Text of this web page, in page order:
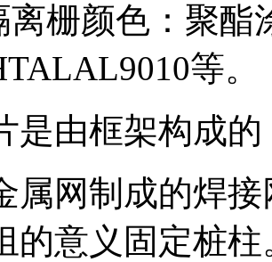
离栅颜色：聚酯
等。
是由框架构成
属网制成的焊
的意义固定桩柱